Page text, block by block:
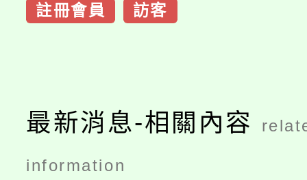
註冊會員 訪客
最新消息-相關內容
information